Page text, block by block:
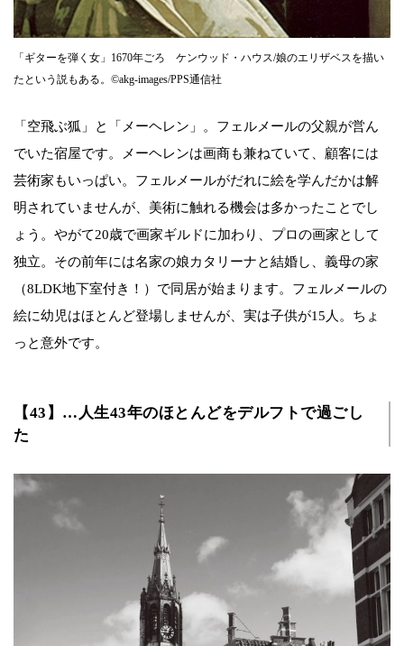
「ギターを弾く女」1670年ごろ ケンウッド・ハウス/娘のエリザベスを描い
たという説もある。©akg-images/PPS通信社
「空飛ぶ狐」と「メーヘレン」。フェルメールの父親が営ん
でいた宿屋です。メーヘレンは画商も兼ねていて、顧客には
芸術家もいっぱい。フェルメールがだれに絵を学んだかは解
明されていませんが、美術に触れる機会は多かったことでし
ょう。やがて20歳で画家ギルドに加わり、プロの画家として
独立。その前年には名家の娘カタリーナと結婚し、義母の家
（8LDK地下室付き！）で同居が始まります。フェルメールの
絵に幼児はほとんど登場しませんが、実は子供が15人。ちょ
っと意外です。
【43】…人生43年のほとんどをデルフトで過ごし
た